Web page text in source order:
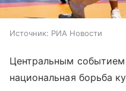
Источник: РИА Новости
Центральным событием
национальная борьба